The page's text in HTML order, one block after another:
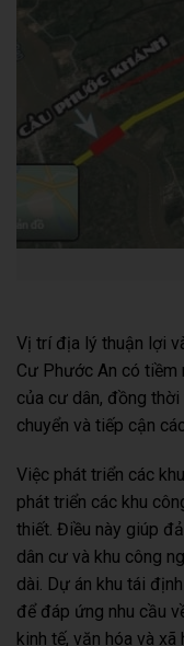
Vị trí địa lý thuận lợi
Cư Phước An có tiềm
của cư dân, đồng
chuyển và tiếp cận
Việc phát triển các
phát triển các khu
thiết. Điều này giúp
dân cư và khu công
dài. Dự án khu tái
để đáp ứng nhu cầu
kinh tế, văn hóa và